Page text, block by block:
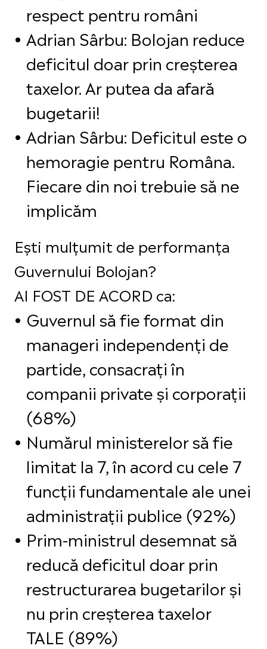
respect pentru români
Adrian Sârbu: Bolojan reduce
deficitul doar prin creșterea
taxelor. Ar putea da afară
bugetarii!
Adrian Sârbu: Deficitul este o
hemoragie pentru Româna.
Fiecare din noi trebuie să ne
implicăm
Ești mulțumit de performanța
Guvernului Bolojan?
AI FOST DE ACORD ca:
Guvernul să fie format din
manageri independenți de
partide, consacrați în
companii private și corporații
(68%)
Numărul ministerelor să fie
limitat la 7, în acord cu cele 7
funcții fundamentale ale unei
administrații publice (92%)
Prim-ministrul desemnat să
reducă deficitul doar prin
restructurarea bugetarilor și
nu prin creșterea taxelor
TALE (89%)